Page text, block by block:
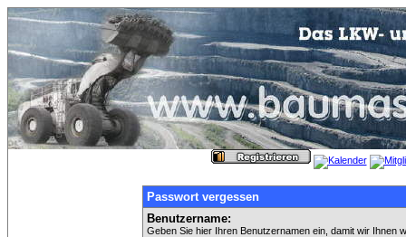
Passwort vergessen
Benutzername:
Geben Sie hier Ihren Benutzernamen ein, damit wir Ihnen